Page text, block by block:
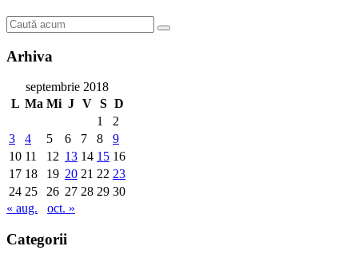
Arhiva
septembrie 2018
L Ma Mi J V S D
1
2
3
4 5 6 7 8
9
10 11 12 13 14 15 16
17 18 19 20 21 22 23
24 25 26 27 28 29 30
« aug.
oct. »
Categorii